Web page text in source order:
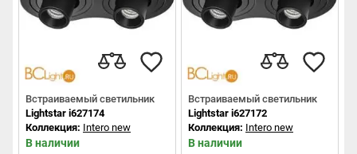
Встраиваемый светильник
Lightstar i627174
Коллекция: Intero new
В наличии
Встраиваемый светильник
Lightstar i627172
Коллекция: Intero new
В наличии